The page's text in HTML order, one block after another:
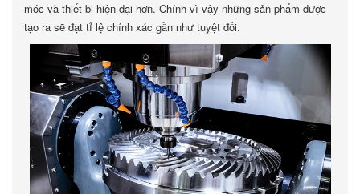
móc và thiết bị hiện đại hơn. Chính vì vậy những sản phẩm được
tạo ra sẽ đạt tỉ lệ chính xác gần như tuyệt đối.